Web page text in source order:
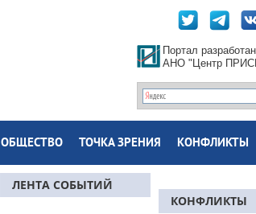
Портал
АНО "Центр
ОБЩЕСТВО ТОЧКА ЗРЕНИЯ КОНФЛИКТЫ
ЛЕНТА СОБЫТИЙ
КОНФЛИКТЫ